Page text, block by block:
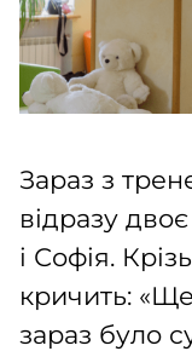
Зараз з
відразу
і Софія.
кричить:
зараз було